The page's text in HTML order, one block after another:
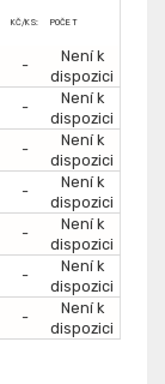
KČ/KS: POČET
-
Není k
dispozici
-
Není k
dispozici
-
Není k
dispozici
-
Není k
dispozici
-
Není k
dispozici
-
Není k
dispozici
-
Není k
dispozici